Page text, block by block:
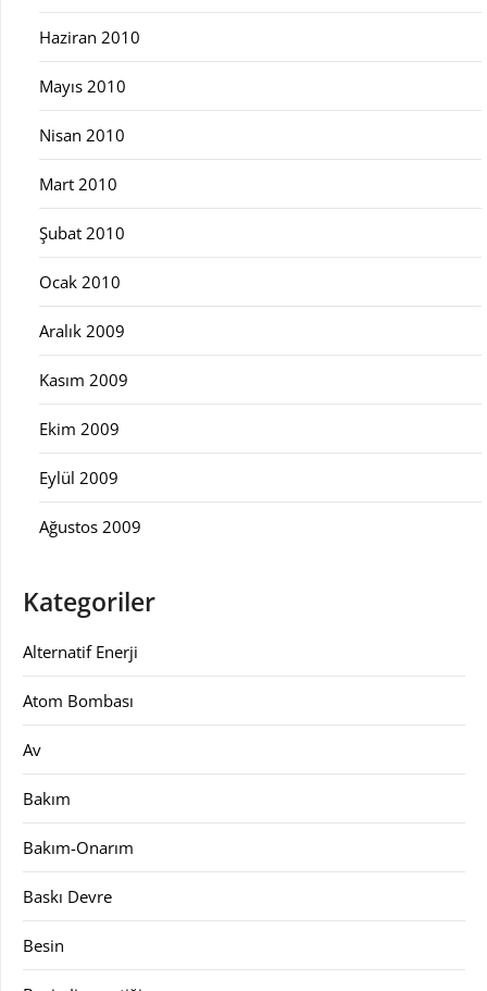
Haziran 2010
Mayıs 2010
Nisan 2010
Mart 2010
Şubat 2010
Ocak 2010
Aralık 2009
Kasım 2009
Ekim 2009
Eylül 2009
Ağustos 2009
Kategoriler
Alternatif Enerji
Atom Bombası
Av
Bakım
Bakım-Onarım
Baskı Devre
Besin